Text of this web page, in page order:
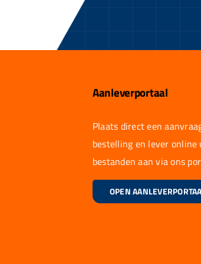
Aanleverportaal
Plaats direct een
bestelling en lever online
bestanden aan via ons
OPEN